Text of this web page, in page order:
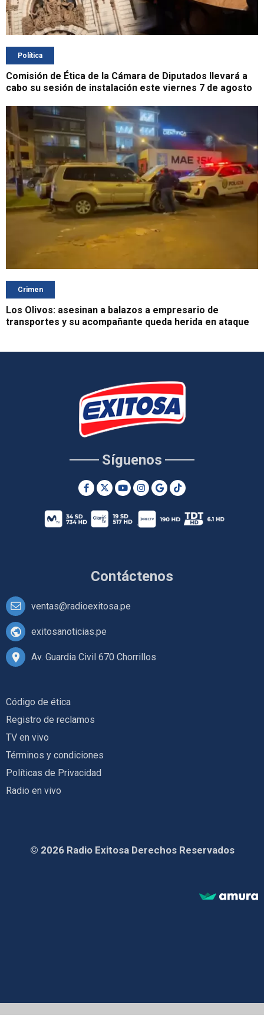
Política
Comisión de Ética de la Cámara de Diputados llevará a
cabo su sesión de instalación este viernes 7 de agosto
Crimen
Los Olivos: asesinan a balazos a empresario de
transportes y su acompañante queda herida en ataque
Contáctenos
ventas@radioexitosa.pe
exitosanoticias.pe
Av. Guardia Civil 670 Chorrillos
Síguenos
Código de ética
Registro de reclamos
TV en vivo
Términos y condiciones
Políticas de Privacidad
Radio en vivo
© 2026 Radio Exitosa Derechos Reservados